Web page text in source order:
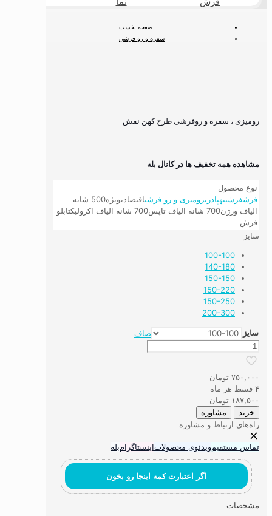
صفحه نخست
سفره و رو فرشی
رومیزی ، سفره و روفرشی طرح کهن نقش
مشاهده همه تخفیف ها در کانال بله
نوع محصول
فرشفرشینهپادریرومیزی و رو فرشیاقتصادیویژه
500 شانه
الیاف ورژن700 شانه الیاف تاپس 700 شانه الیاف اکرولیک
تابلو
فرش
سایز
100-100
140-180
150-150
150-220
150-250
200-300
سایز
صاف
رومیزی
سفره
و
روفرشی
طرح
کهن
نقش
عدد
۷۵۰,۰۰۰ تومان
۴ قسط هر ماه
۱۸۷,۵۰۰ تومان
خرید مشاوره
راه‌های ارتباط و مشاوره
تماس مستقیمویدئوی محصولاتاینستاگرامبله
اگر اعتبارت کمه اینجا رو بخون
مشخصات